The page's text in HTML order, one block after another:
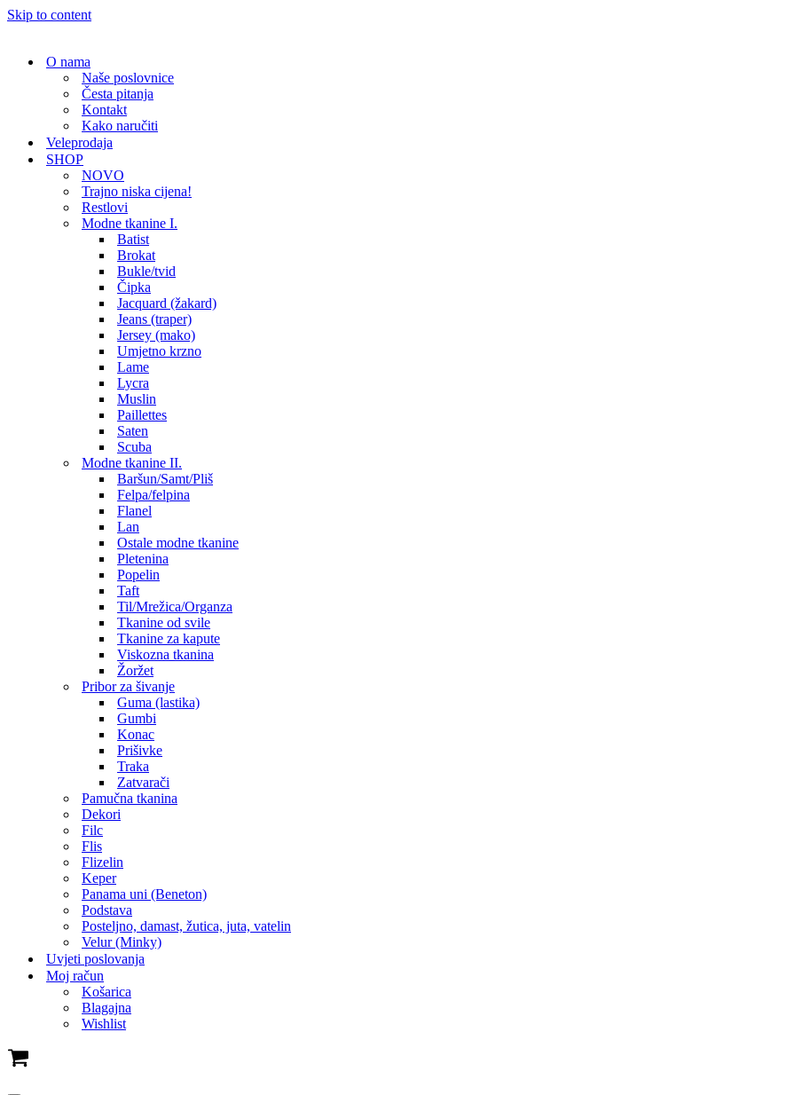
Skip to content
O nama
Naše poslovnice
Česta pitanja
Kontakt
Kako naručiti
Veleprodaja
SHOP
NOVO
Trajno niska cijena!
Restlovi
Modne tkanine I.
Batist
Brokat
Bukle/tvid
Čipka
Jacquard (žakard)
Jeans (traper)
Jersey (mako)
Umjetno krzno
Lame
Lycra
Muslin
Paillettes
Saten
Scuba
Modne tkanine II.
Baršun/Samt/Pliš
Felpa/felpina
Flanel
Lan
Ostale modne tkanine
Pletenina
Popelin
Taft
Til/Mrežica/Organza
Tkanine od svile
Tkanine za kapute
Viskozna tkanina
Žoržet
Pribor za šivanje
Guma (lastika)
Gumbi
Konac
Prišivke
Traka
Zatvarači
Pamučna tkanina
Dekori
Filc
Flis
Flizelin
Keper
Panama uni (Beneton)
Podstava
Posteljno, damast, žutica, juta, vatelin
Velur (Minky)
Uvjeti poslovanja
Moj račun
Košarica
Blagajna
Wishlist
Cart